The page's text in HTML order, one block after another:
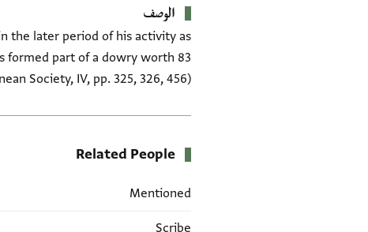
الوصف
the later period of his activity as
formed part of a dowry worth 83
Society, IV, pp. 325, 326, 456)
Related People
Mentioned
Scribe